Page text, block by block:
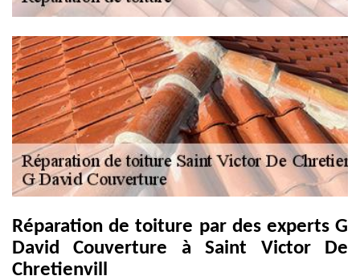
Réparation de toiture par des experts G
David Couverture à Saint Victor De
Chretienvill